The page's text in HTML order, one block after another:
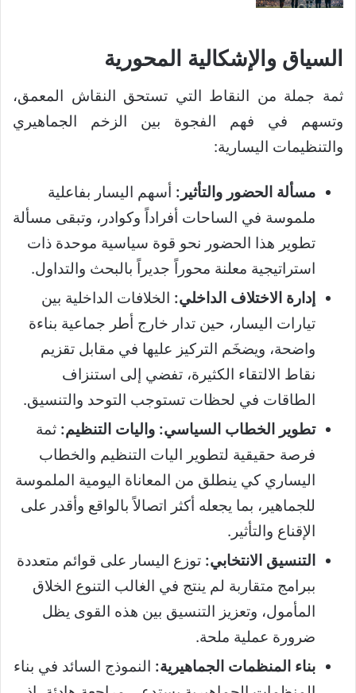
السياق والإشكالية المحورية
ثمة جملة من النقاط التي تستحق النقاش المعمق،
وتسهم في فهم الفجوة بين الزخم الجماهيري
والتنظيمات اليسارية:
مسألة الحضور والتأثير: أسهم اليسار بفاعلية
ملموسة في الساحات أفراداً وكوادر، وتبقى مسألة
تطوير هذا الحضور نحو قوة سياسية موحدة ذات
استراتيجية معلنة محوراً جديراً بالبحث والتداول.
إدارة الاختلاف الداخلي: الخلافات الداخلية بين
تيارات اليسار، حين تدار خارج أطر جماعية بناءة
واضحة، ويضخَم التركيز عليها في مقابل تقزيم
نقاط الالتقاء الكثيرة، تفضي إلى استنزاف
الطاقات في لحظات تستوجب التوحد والتنسيق.
تطوير الخطاب السياسي: واليات التنظيم: ثمة
فرصة حقيقية لتطوير اليات التنظيم والخطاب
اليساري كي ينطلق من المعاناة اليومية الملموسة
للجماهير، بما يجعله أكثر اتصالاً بالواقع وأقدر على
الإقناع والتأثير.
التنسيق الانتخابي: توزع اليسار على قوائم متعددة
ببرامج متقاربة لم ينتج في الغالب التنوع الخلاق
المأمول، وتعزيز التنسيق بين هذه القوى يظل
ضرورة عملية ملحة.
بناء المنظمات الجماهيرية: النموذج السائد في بناء